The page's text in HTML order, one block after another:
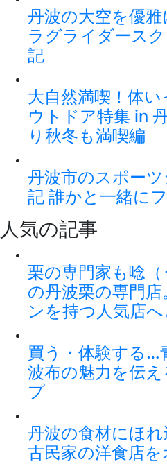
丹波の大空を優
ラグライダース
記
大自然満喫！体
ウトドア特集 in
り秋冬も満喫編
丹波市のスポー
記 誰かと一緒に
人気の記事
栗の専門家も唸
の丹波栗の専門
ンを持つ人気店
買う・体験する…
波布の魅力を伝
プ
丹波の食材にほれ
古民家の洋食店を